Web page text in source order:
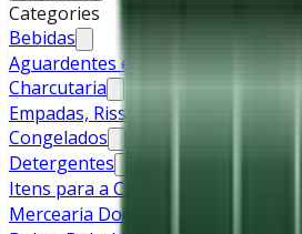
Categories
Bebidas
Aguardentes e Licores
Bebidas
Charcutaria
Empadas, Rissóis e Pataniscas
Congelados
Detergentes
Itens para a Casa
Mercearia Doce